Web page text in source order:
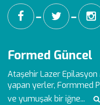
━ ━
Formed Güncel
Ataşehir Lazer Epilasyon
yapan yerler, Formmed
ve yumuşak bir iğne...